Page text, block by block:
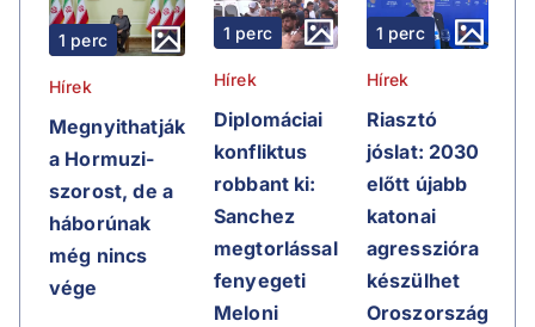
1 perc
Hírek
Megnyithatják
a Hormuzi-
szorost, de a
háborúnak
még nincs
vége
1 perc
Hírek
Diplomáciai
konfliktus
robbant ki:
Sanchez
megtorlással
fenyegeti
Meloni
1 perc
Hírek
Riasztó
jóslat: 2030
előtt újabb
katonai
agresszióra
készülhet
Oroszország